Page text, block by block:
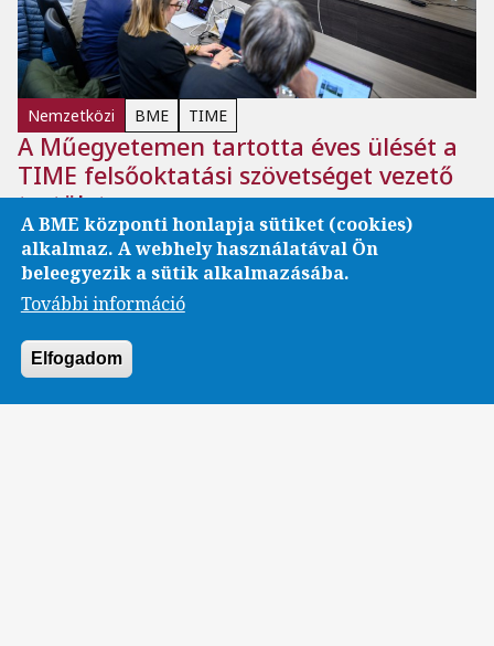
Nemzetközi BME TIME
A Műegyetemen tartotta éves ülését a
TIME felsőoktatási szövetséget vezető
testület
A határokon átnyúló kettős képzések megvalósítása a
szervezet egyik fő célja.
A BME központi honlapja sütiket (cookies)
alkalmaz. A webhely használatával Ön
beleegyezik a sütik alkalmazásába.
További információ
Elfogadom